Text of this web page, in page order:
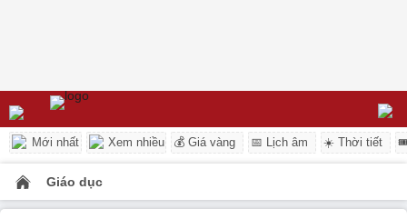
Mới nhất Xem nhiều 💰 Giá vàng 📅 Lịch âm ☀️ Thời tiết
Giáo dục